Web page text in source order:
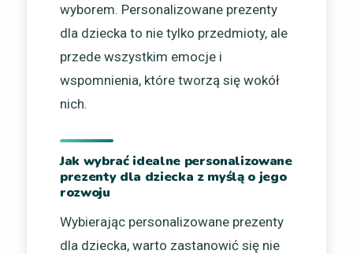
wyborem. Personalizowane prezenty
dla dziecka to nie tylko przedmioty, ale
przede wszystkim emocje i
wspomnienia, które tworzą się wokół
nich.
Jak wybrać idealne personalizowane
prezenty dla dziecka z myślą o jego
rozwoju
Wybierając personalizowane prezenty
dla dziecka, warto zastanowić się nie